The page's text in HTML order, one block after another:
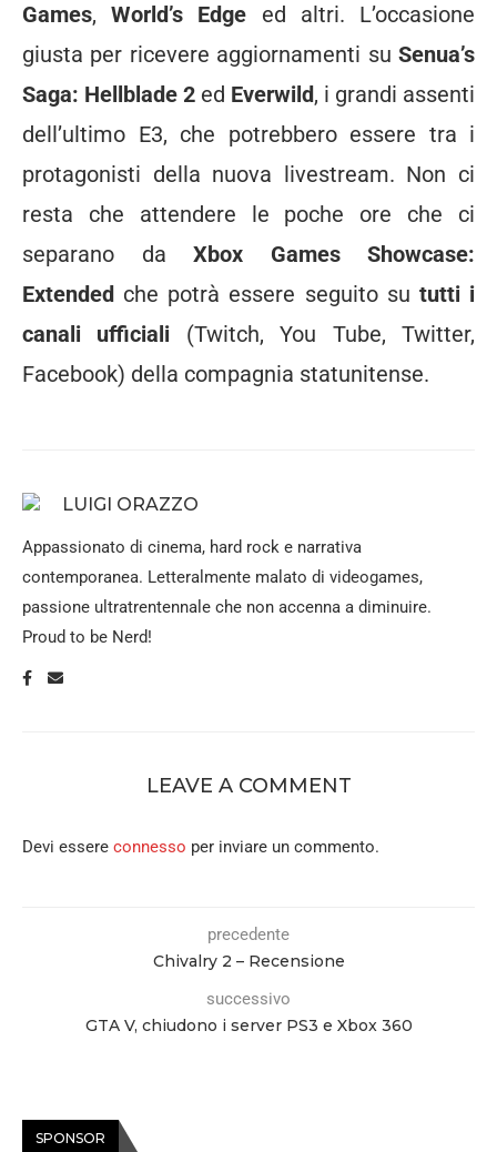
Games,World’s Edge ed altri. L’occasione
giusta per ricevere aggiornamenti su Senua’s
Saga: Hellblade 2 ed Everwild, i grandi assenti
dell’ultimo E3, che potrebbero essere tra i
protagonisti della nuova livestream. Non ci
resta che attendere le poche ore che ci
separano da Xbox Games Showcase:
Extended che potrà essere seguito su tutti i
canali ufficiali (Twitch, You Tube, Twitter,
Facebook) della compagnia statunitense.
LUIGI ORAZZO
Appassionato di cinema, hard rock e narrativa
contemporanea. Letteralmente malato di videogames,
passione ultratrentennale che non accenna a diminuire.
Proud to be Nerd!
LEAVE A COMMENT
Devi essere connesso per inviare un commento.
precedente
Chivalry 2 – Recensione
successivo
GTA V, chiudono i server PS3 e Xbox 360
SPONSOR